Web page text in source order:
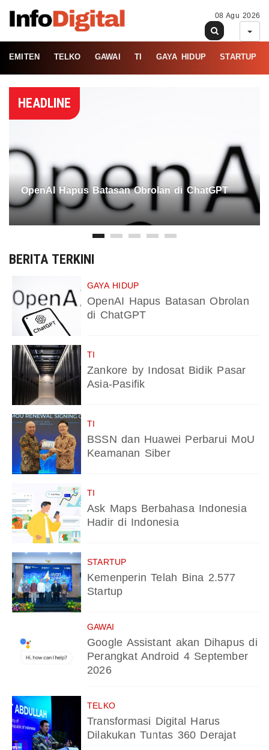
08 Agu 2026
EMITEN TELKO GAWAI TI GAYA HIDUP STARTUP
HEADLINE
OpenAI Hapus Batasan Obrolan di ChatGPT
BERITA TERKINI
GAYA HIDUP
OpenAI Hapus Batasan Obrolan
di ChatGPT
TI
Zankore by Indosat Bidik Pasar
Asia-Pasifik
TI
BSSN dan Huawei Perbarui MoU
Keamanan Siber
TI
Ask Maps Berbahasa Indonesia
Hadir di Indonesia
STARTUP
Kemenperin Telah Bina 2.577
Startup
GAWAI
Google Assistant akan Dihapus di
Perangkat Android 4 September
2026
TELKO
Transformasi Digital Harus
Dilakukan Tuntas 360 Derajat